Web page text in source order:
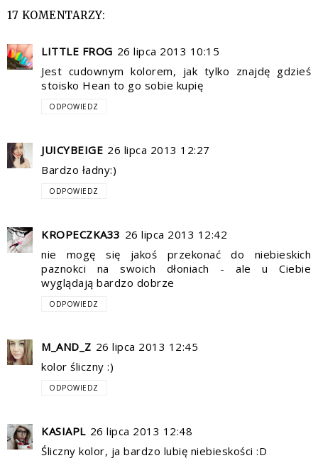
17 KOMENTARZY:
LITTLE FROG 26 lipca 2013 10:15
Jest cudownym kolorem, jak tylko znajdę gdzieś
stoisko Hean to go sobie kupię
ODPOWIEDZ
JUICYBEIGE 26 lipca 2013 12:27
Bardzo ładny:)
ODPOWIEDZ
KROPECZKA33 26 lipca 2013 12:42
nie mogę się jakoś przekonać do niebieskich
paznokci na swoich dłoniach - ale u Ciebie
wyglądają bardzo dobrze
ODPOWIEDZ
M_AND_Z 26 lipca 2013 12:45
kolor śliczny :)
ODPOWIEDZ
KASIAPL 26 lipca 2013 12:48
Śliczny kolor, ja bardzo lubię niebieskości :D